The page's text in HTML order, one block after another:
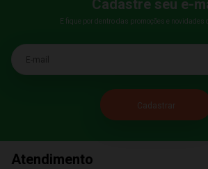
Cadastre seu e-
E fique por dentro das promoções e novidades
E-mail
Atendimento